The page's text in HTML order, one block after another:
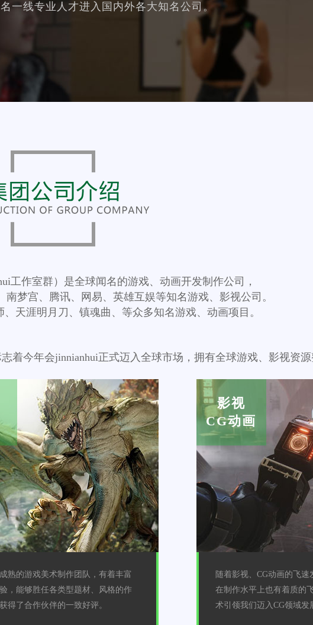
一线专业人才进入国内外各大知名公司。
工作室群）是全球闻名的游戏、动画开发制作公司，
梦宫、腾讯、网易、英雄互娱等知名游戏、影视公司。
天涯明月刀、镇魂曲、等众多知名游戏、动画项目。
着今年会jinnianhui正式迈入全球市场，拥有全球游戏、影视资源
熟的游戏美术制作团队，有着丰富
，能够胜任各类型题材、风格的作
得了合作伙伴的一致好评。
影视
CG动画
随着影视、CG动画的飞
在制作水平上也有着质的
术引领我们迈入CG领域发